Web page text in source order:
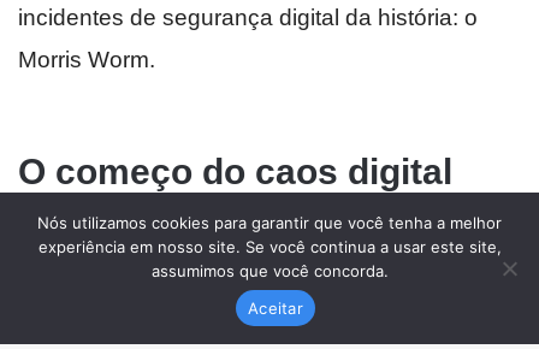
Nós utilizamos cookies para garantir que você tenha a melhor
experiência em nosso site. Se você continua a usar este site,
assumimos que você concorda.
Aceitar